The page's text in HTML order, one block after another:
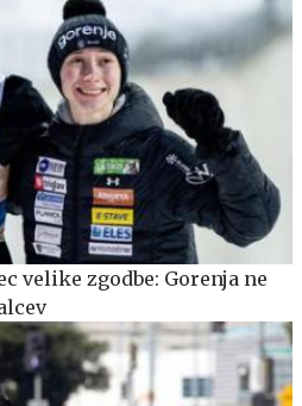
velike zgodbe: Gorenja ne